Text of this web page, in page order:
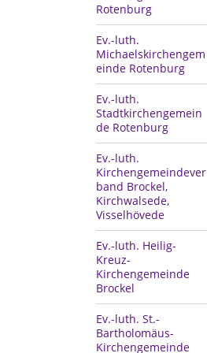
Rotenburg
Ev.-luth.
Michaelskirchengem
einde Rotenburg
Ev.-luth.
Stadtkirchengemein
de Rotenburg
Ev.-luth.
Kirchengemeindever
band Brockel,
Kirchwalsede,
Visselhövede
Ev.-luth. Heilig-
Kreuz-
Kirchengemeinde
Brockel
Ev.-luth. St.-
Bartholomäus-
Kirchengemeinde